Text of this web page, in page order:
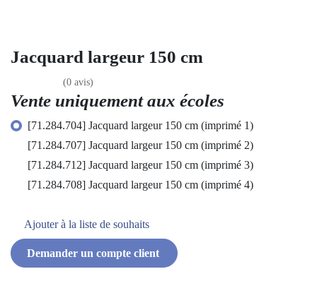
Jacquard largeur 150 cm
(0 avis)
Vente uniquement aux écoles
[71.284.704] Jacquard largeur 150 cm (imprimé 1)
[71.284.707] Jacquard largeur 150 cm (imprimé 2)
[71.284.712] Jacquard largeur 150 cm (imprimé 3)
[71.284.708] Jacquard largeur 150 cm (imprimé 4)
Ajouter à la liste de souhaits
Demander un compte client